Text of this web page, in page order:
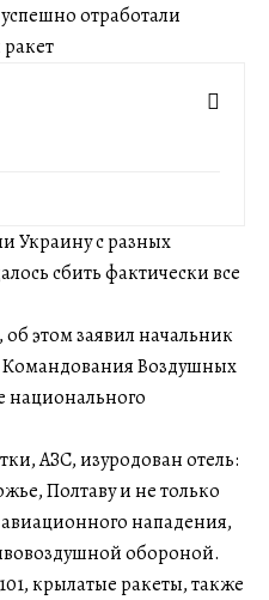
отработали
Украину с разных
сбить фактически все
этом заявил начальник
Воздушных
национального
АЗС, изуродован отель:
Полтаву и не только
нападения,
обороной.
крылатые ракеты, также